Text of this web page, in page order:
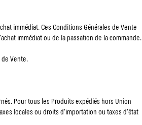
immédiat. Ces Conditions Générales de Vente
immédiat ou de la passation de la commande.
de Vente.
Pour tous les Produits expédiés hors Union
locales ou droits d'importation ou taxes d'état